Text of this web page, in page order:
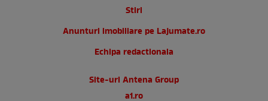
Stiri
Anunturi imobiliare pe Lajumate.ro
Echipa redactionala
Site-uri Antena Group
a1.ro